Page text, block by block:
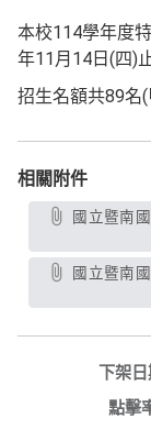
本校114學年度
年11月14日(四)
招生名額共89名
相關附件
下架日
點擊